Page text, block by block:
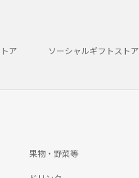
ア ソーシャルギフトストア
果物・野菜等